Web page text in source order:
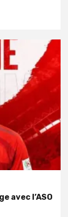
avec l’ASO